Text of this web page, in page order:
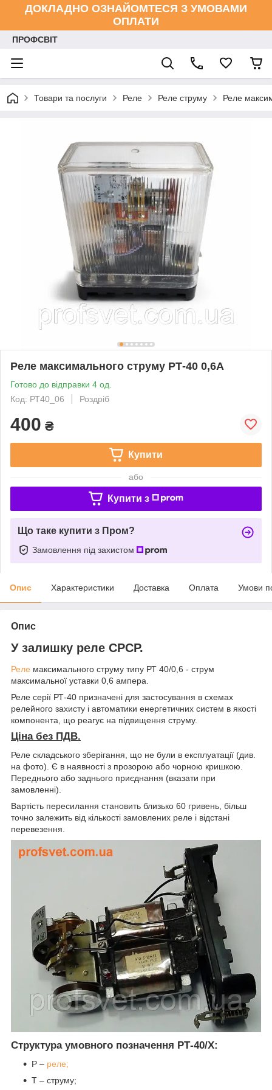
ДОКЛАДНО ОЗНАЙОМТЕСЯ З УМОВАМИ
ОПЛАТИ
ПРОФСВІТ
Товари та послуги Реле Реле струму Реле
Реле максимального струму РТ-40 0,6А
Готово до відправки 4 од.
Код: РТ40_06
Роздріб
400 ₴
Купити
або
Купити з
Що таке купити з Пром?
Замовлення під захистом
Опис Характеристики Доставка Оплата Умови
Опис
У залишку реле СРСР.
Реле максимального струму типу РТ 40/0,6 - струм
максимальної уставки 0,6 ампера.
Реле серії РТ-40 призначені для застосування в схемах
релейного захисту і автоматики енергетичних систем в якості
компонента, що реагує на підвищення струму.
Ціна без ПДВ.
Реле складського зберігання, що не були в експлуатації (див.
на фото). Є в наявності з прозорою або чорною кришкою.
Переднього або заднього приєднання (вказати при
замовленні).
Вартість пересилання становить близько 60 гривень, більш
точно залежить від кількості замовлених реле і відстані
перевезення.
Структура умовного позначення РТ-40/Х:
Р – реле;
Т – струму;